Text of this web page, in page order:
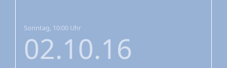
Sonntag, 10:00 Uhr
02.10.16